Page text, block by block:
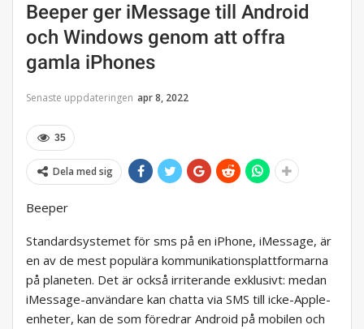
Beeper ger iMessage till Android
och Windows genom att offra
gamla iPhones
Senaste uppdateringen apr 8, 2022
35
Dela med sig
Beeper
Standardsystemet för sms på en iPhone, iMessage, är
en av de mest populära kommunikationsplattformarna
på planeten. Det är också irriterande exklusivt: medan
iMessage-användare kan chatta via SMS till icke-Apple-
enheter, kan de som föredrar Android på mobilen och